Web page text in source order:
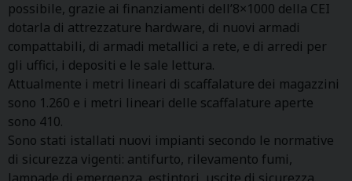
possibile, grazie ai finanziamenti dell’8×1000 della CEI
dotarla di attrezzature hardware, di nuovi armadi
compattabili, di armadi metallici a rete, e di arredi per
gli uffici, i depositi e le sale lettura.
Attualmente i metri lineari di scaffalature dei magazzini
sono 1.260 e i metri lineari delle scaffalature aperte
sono 410.
Sono stati istallati nuovi impianti secondo le normative
di sicurezza vigenti: antifurto, rilevamento fumi,